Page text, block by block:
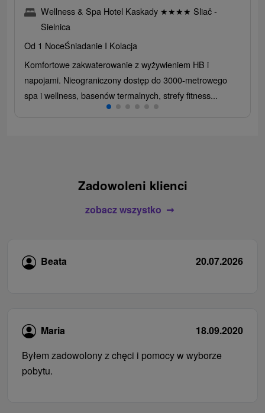
Wellness & Spa Hotel Kaskady ★★★★ Sliač -
Sielnica
Od 1 NoceŚniadanie I Kolacja
Komfortowe zakwaterowanie z wyżywieniem HB i
napojami. Nieograniczony dostęp do 3000-metrowego
spa i wellness, basenów termalnych, strefy fitness...
Zadowoleni klienci
zobacz wszystko
Beata 20.07.2026
Maria
18.09.2020
Byłem zadowolony z chęci i pomocy w wyborze
pobytu.